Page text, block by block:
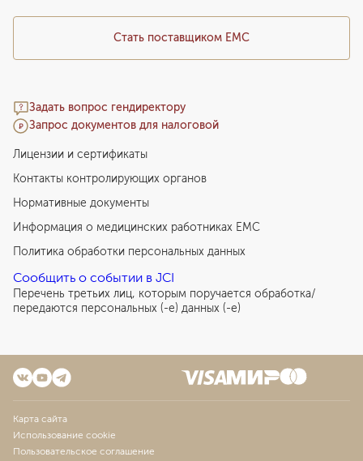
Стать поставщиком ЕМС
Задать вопрос гендиректору
Запрос документов для налоговой
Лицензии и сертификаты
Контакты контролирующих органов
Нормативные документы
Информация о медицинских работниках EMC
Политика обработки персональных данных
Сообщить о событии в JCI
Перечень третьих лиц, которым поручается обработка/
передаются персональных (-е) данных (-е)
Карта сайта
Использование cookie
Пользовательское соглашение